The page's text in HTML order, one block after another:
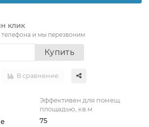
клик
и мы перезвоним
Купить
В сравнение
Эффективен для помещ.
площадью, кв.м
75